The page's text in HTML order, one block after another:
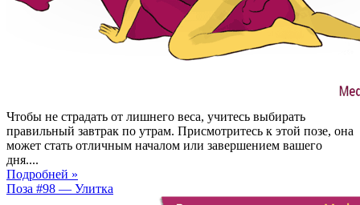
Чтобы не страдать от лишнего веса, учитесь выбирать
правильный завтрак по утрам. Присмотритесь к этой позе, она
может стать отличным началом или завершением вашего
дня....
Подробней »
Поза #98 — Улитка